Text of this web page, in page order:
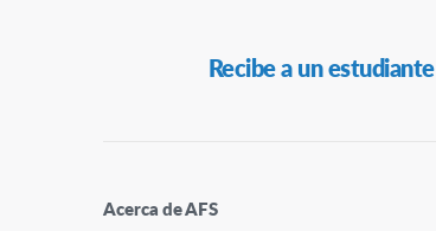
Recibe a un estudiante
Acerca de AFS